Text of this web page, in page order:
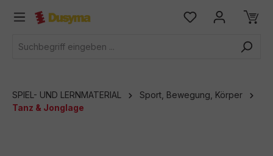
springen
SPIEL- UND LERNMATERIAL
Sport, Bewegung, Körper
Tanz & Jonglage